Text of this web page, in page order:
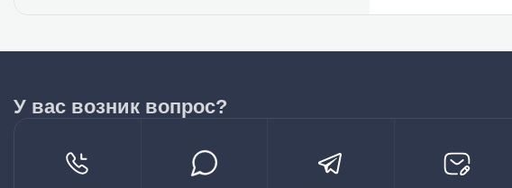
У вас возник вопрос?